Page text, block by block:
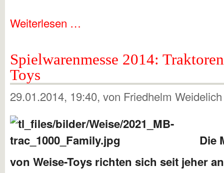
Weiterlesen …
Spielwarenmesse 2014:
Toys
29.01.2014, 19:40, von Friedhelm
Die
von Weise-Toys richten sich seit jeher